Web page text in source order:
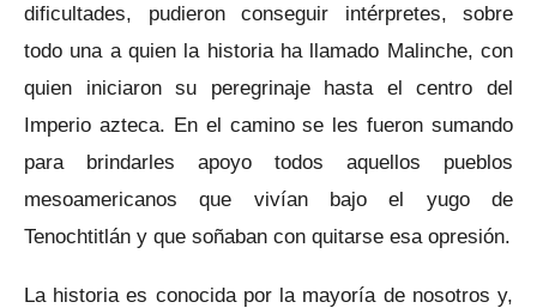
dificultades, pudieron conseguir intérpretes, sobre
todo una a quien la historia ha llamado Malinche, con
quien iniciaron su peregrinaje hasta el centro del
Imperio azteca. En el camino se les fueron sumando
para brindarles apoyo todos aquellos pueblos
mesoamericanos que vivían bajo el yugo de
Tenochtitlán y que soñaban con quitarse esa opresión.
La historia es conocida por la mayoría de nosotros y,